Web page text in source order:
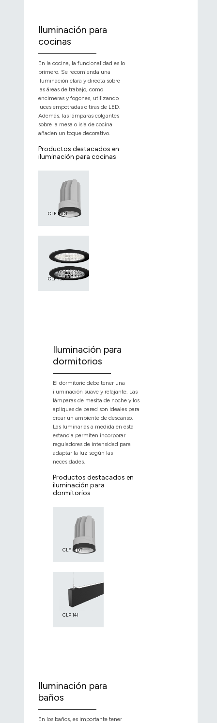
Iluminación para
cocinas
En la cocina, la funcionalidad es lo
primero. Se recomienda una
iluminación clara y directa sobre
las áreas de trabajo, como
encimeras y fogones, utilizando
luces empotradas o tiras de LED.
Además, las lámparas colgantes
sobre la mesa o isla de cocina
añaden un toque decorativo.
Productos destacados en
iluminación para cocinas
CLF MDT
CLF 130
Iluminación para
dormitorios
El dormitorio debe tener una
iluminación suave y relajante. Las
lámparas de mesita de noche y los
apliques de pared son ideales para
crear un ambiente de descanso.
Las luminarias a medida en esta
estancia permiten incorporar
reguladores de intensidad para
adaptar la luz según las
necesidades.
Productos destacados en
iluminación para
dormitorios
CLF MDT
CLP 14I
Iluminación para
baños
En los baños, es importante tener